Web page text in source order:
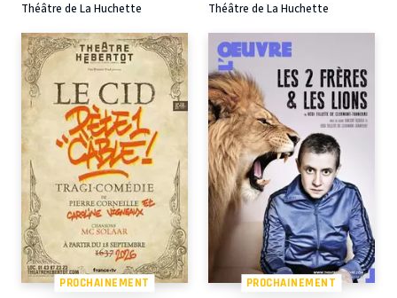
Théâtre de La Huchette Théâtre de La Huchette
PROCHAINEMENT PROCHAINEMENT